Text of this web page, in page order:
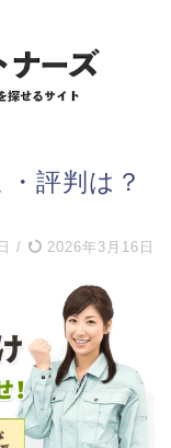
評判は？
/ 2026年3月16日